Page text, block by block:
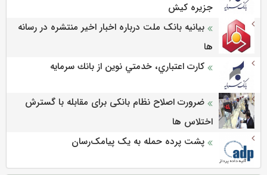
جزيره كيش
بیانیه بانک ملت درباره اخبار اخیر منتشره در رسانه
ها
كارت اعتباري، خدمتي نوين از بانك سرمايه
ضرورت اصلاح نظام بانکی برای مقابله با گسترش
اختلاس ها
پشت پرده حمله به یک پیامک‌رسان